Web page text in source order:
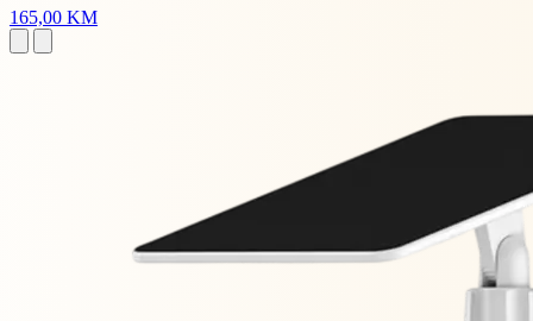
165,00 KM